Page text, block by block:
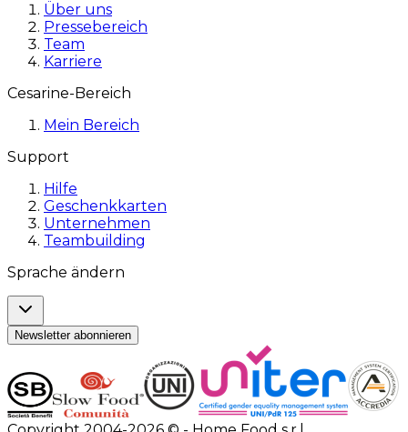
Über uns
Pressebereich
Team
Karriere
Cesarine-Bereich
Mein Bereich
Support
Hilfe
Geschenkkarten
Unternehmen
Teambuilding
Sprache ändern
Newsletter abonnieren